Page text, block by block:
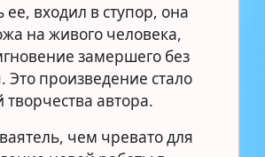
ее, входил в ступор, она
на живого человека,
замершего без
Это произведение стало
автора.
чем чревато для